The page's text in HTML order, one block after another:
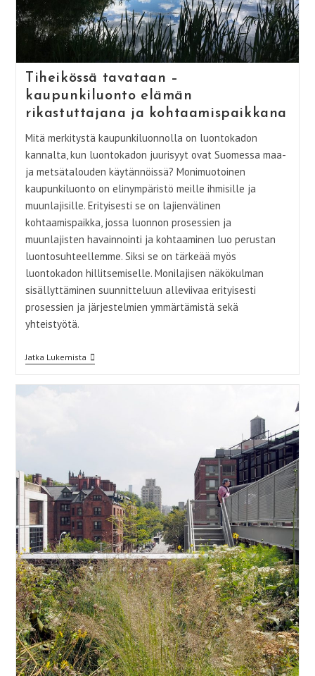
Tiheikössä tavataan –
kaupunkiluonto elämän
rikastuttajana ja kohtaamispaikkana
Mitä merkitystä kaupunkiluonnolla on luontokadon
kannalta, kun luontokadon juurisyyt ovat Suomessa maa-
ja metsätalouden käytännöissä? Monimuotoinen
kaupunkiluonto on elinympäristö meille ihmisille ja
muunlajisille. Erityisesti se on lajienvälinen
kohtaamispaikka, jossa luonnon prosessien ja
muunlajisten havainnointi ja kohtaaminen luo perustan
luontosuhteellemme. Siksi se on tärkeää myös
luontokadon hillitsemiselle. Monilajisen näkökulman
sisällyttäminen suunnitteluun alleviivaa erityisesti
prosessien ja järjestelmien ymmärtämistä sekä
yhteistyötä.
Jatka LukemistaTiheikössä
Tavataan –